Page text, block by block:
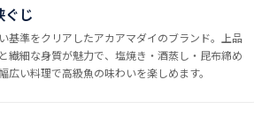
ぐじ
基準をクリアしたアカアマダイのブランド。上品
繊細な身質が魅力で、塩焼き・酒蒸し・昆布締め
広い料理で高級魚の味わいを楽しめます。